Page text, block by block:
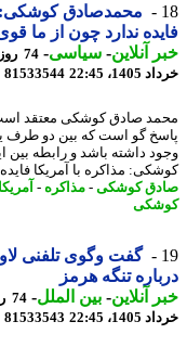
محمدصادق کوشکی:
ندارد چون از ما قوی
آنلاین-سیاسی-
22:45
81533544
صادق کوشکی معتقد است که
گو است که بین دو طرف یک
داشته باشد و رابطه بین
مذاکره با آمریکا فایده
کوشکی-مذاکره -آمریکا-
گفت وگوی تلفنی
تنگه هرمز
آنلاین-بین الملل-
22:45
81533543